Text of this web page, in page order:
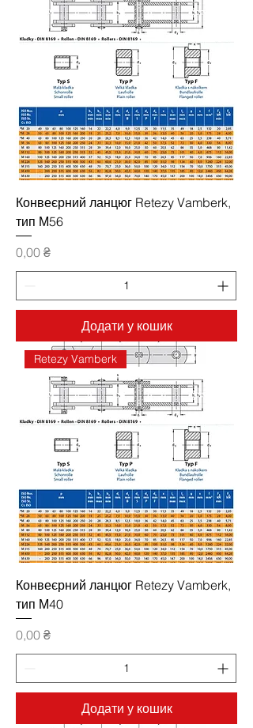
Конвеєрний ланцюг Retezy Vamberk,
тип М56
Ціна
0,00 ₴
Додати у кошик
Retezy Vamberk
Конвеєрний ланцюг Retezy Vamberk,
тип М40
Ціна
0,00 ₴
Додати у кошик